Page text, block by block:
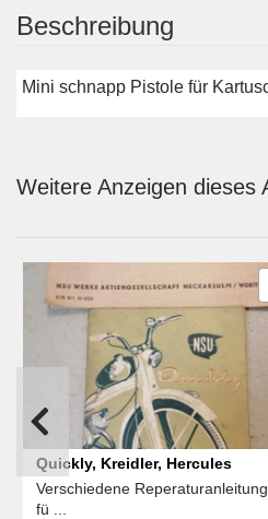
Beschreibung
Mini schnapp Pistole für
Weitere Anzeigen dieses
Quickly, Kreidler, Hercules
Verschiedene
fü ...